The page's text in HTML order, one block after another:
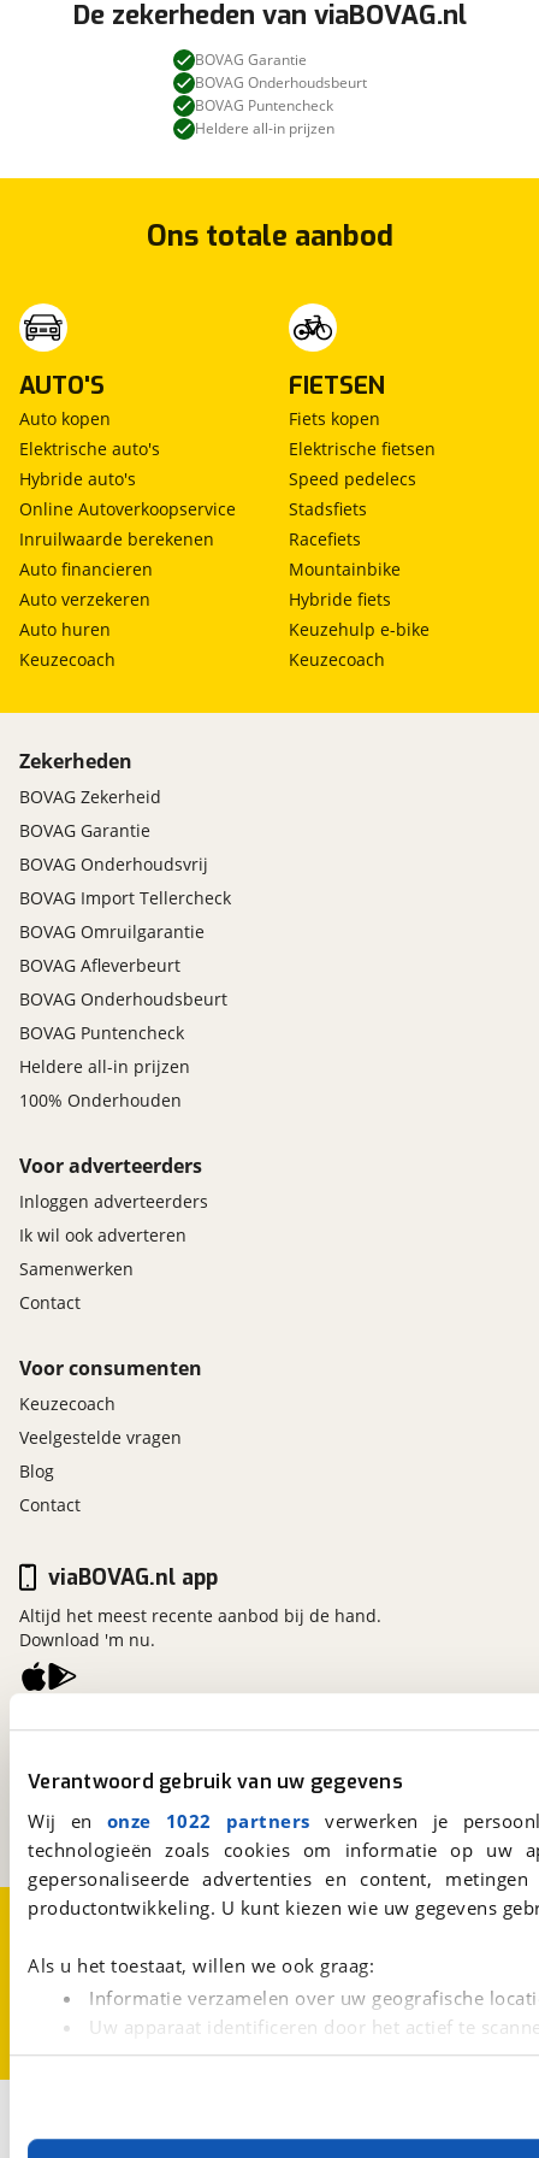
Verantwoord gebruik van uw gegevens
Wij en onze 1022 partners verwerken je
technologieën zoals cookies om informatie op
gepersonaliseerde advertenties en content,
productontwikkeling. U kunt kiezen wie uw gegevens
Als u het toestaat, willen we ook graag:
Informatie verzamelen over uw geografische
Uw apparaat identificeren door het actief te
Lees meer over hoe uw persoonlijke gegevens worden
Met cookies en vergelijkbare technieken zorgen we
De zekerheden van viaBOVAG.nl
BOVAG Garantie
BOVAG Onderhoudsbeurt
BOVAG Puntencheck
Heldere all-in prijzen
Ons totale aanbod
AUTO'S
Auto kopen
Elektrische auto's
Hybride auto's
Online Autoverkoopservice
Inruilwaarde berekenen
Auto financieren
Auto verzekeren
Auto huren
Keuzecoach
FIETSEN
Fiets kopen
Elektrische fietsen
Speed pedelecs
Stadsfiets
Racefiets
Mountainbike
Hybride fiets
Keuzehulp e-bike
Keuzecoach
Zekerheden
BOVAG Zekerheid
BOVAG Garantie
BOVAG Onderhoudsvrij
BOVAG Import Tellercheck
BOVAG Omruilgarantie
BOVAG Afleverbeurt
BOVAG Onderhoudsbeurt
BOVAG Puntencheck
Heldere all-in prijzen
100% Onderhouden
Voor adverteerders
Inloggen adverteerders
Ik wil ook adverteren
Samenwerken
Contact
Voor consumenten
Keuzecoach
Veelgestelde vragen
Blog
Contact
viaBOVAG.nl
3981 AJ Bunnik
Een initiatief van
BOVAG
viaBOVAG.nl app
Altijd het meest recente aanbod bij de hand.
Download 'm nu.
Over viaBOVAG.nlDisclaimer- en Privacyverklaring